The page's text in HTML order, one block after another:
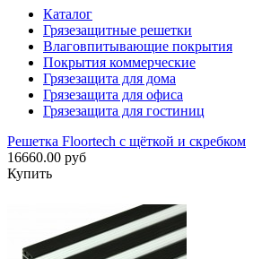
Каталог
Грязезащитные решетки
Влаговпитывающие покрытия
Покрытия коммерческие
Грязезащита для дома
Грязезащита для офиса
Грязезащита для гостиниц
Решетка Floortech с щёткой и скребком
16660.00 руб
Купить